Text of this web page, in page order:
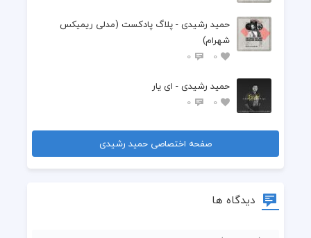
حمید رشیدی - پلاگ پادکست (مدلی ریمیکس
شهرام)
0
0
حمید رشیدی - ای یار
0
0
صفحه اختصاصی حمید رشیدی
دیدگاه ها